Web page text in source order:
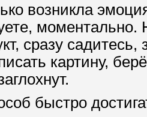
возникла
сразу
картину,
быстро